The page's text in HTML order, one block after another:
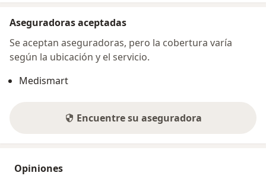
Aseguradoras aceptadas
Se aceptan aseguradoras, pero la cobertura varía
según la ubicación y el servicio.
Medismart
Encuentre su aseguradora
Opiniones